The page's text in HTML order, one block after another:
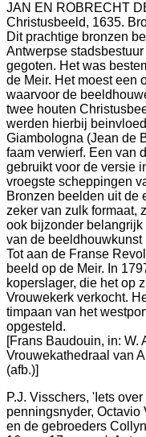
JAN EN ROBRECHT
Christusbeeld, 1635.
Dit prachtige bronzen
Antwerpse
gegoten. Het was
de Meir. Het moest een
waarvoor de
twee houten
werden hierbij
Giambologna (Jean de
faam verwierf. Een van
gebruikt voor de versie
vroegste scheppingen
Bronzen beelden uit de
zeker van zulk formaat,
ook bijzonder
van de beeldhouwkunst
Tot aan de Franse
beeld op de Meir. In
koperslager, die het op
Vrouwekerk verkocht.
timpaan van het
opgesteld.
[Frans Baudouin, in: W.
Vrouwekathedraal van
(afb.)]
P.J. Visschers, 'Iets
penningsnyder, Octavio
en de gebroeders